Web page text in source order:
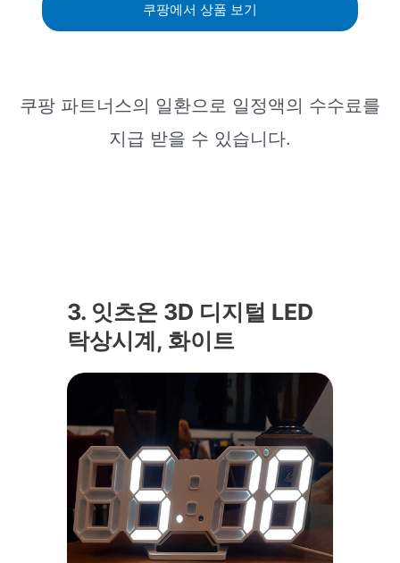
쿠팡에서 상품 보기
쿠팡 파트너스의 일환으로 일정액의 수수료를
지급 받을 수 있습니다.
3. 잇츠온 3D 디지털 LED
탁상시계, 화이트